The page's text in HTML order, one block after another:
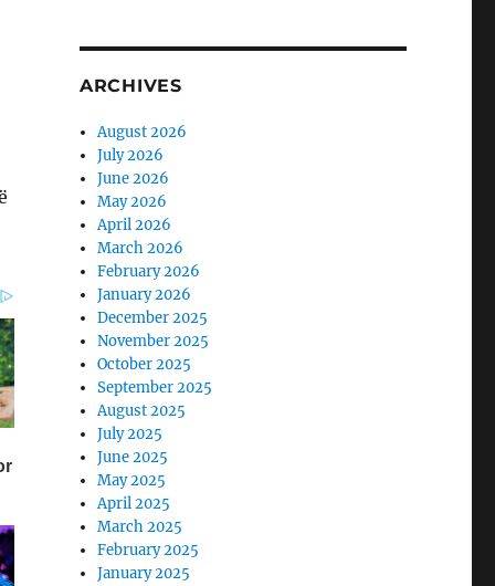
ARCHIVES
August 2026
July 2026
June 2026
May 2026
April 2026
March 2026
February 2026
January 2026
December 2025
November 2025
October 2025
September 2025
August 2025
July 2025
June 2025
May 2025
April 2025
March 2025
February 2025
January 2025